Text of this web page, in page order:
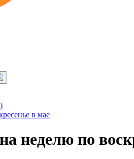
в мае
неделю по